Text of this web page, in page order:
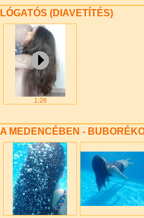
LÓGATÓS (DIAVETÍTÉS)
1:28
A MEDENCÉBEN -